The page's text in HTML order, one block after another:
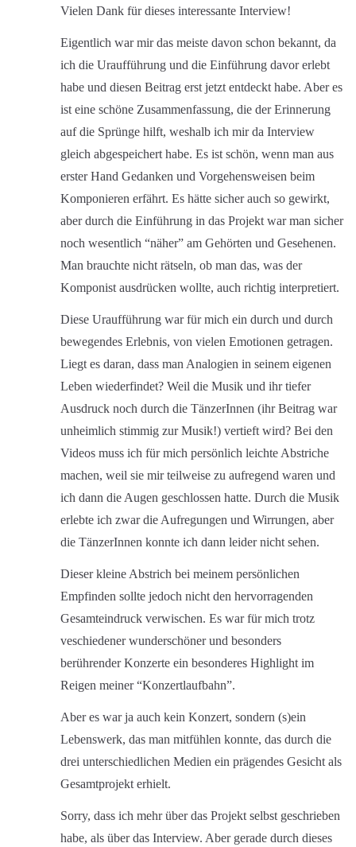
Vielen Dank für dieses interessante Interview!
Eigentlich war mir das meiste davon schon bekannt, da
ich die Uraufführung und die Einführung davor erlebt
habe und diesen Beitrag erst jetzt entdeckt habe. Aber es
ist eine schöne Zusammenfassung, die der Erinnerung
auf die Sprünge hilft, weshalb ich mir da Interview
gleich abgespeichert habe. Es ist schön, wenn man aus
erster Hand Gedanken und Vorgehensweisen beim
Komponieren erfährt. Es hätte sicher auch so gewirkt,
aber durch die Einführung in das Projekt war man sicher
noch wesentlich “näher” am Gehörten und Gesehenen.
Man brauchte nicht rätseln, ob man das, was der
Komponist ausdrücken wollte, auch richtig interpretiert.
Diese Uraufführung war für mich ein durch und durch
bewegendes Erlebnis, von vielen Emotionen getragen.
Liegt es daran, dass man Analogien in seinem eigenen
Leben wiederfindet? Weil die Musik und ihr tiefer
Ausdruck noch durch die TänzerInnen (ihr Beitrag war
unheimlich stimmig zur Musik!) vertieft wird? Bei den
Videos muss ich für mich persönlich leichte Abstriche
machen, weil sie mir teilweise zu aufregend waren und
ich dann die Augen geschlossen hatte. Durch die Musik
erlebte ich zwar die Aufregungen und Wirrungen, aber
die TänzerInnen konnte ich dann leider nicht sehen.
Dieser kleine Abstrich bei meinem persönlichen
Empfinden sollte jedoch nicht den hervorragenden
Gesamteindruck verwischen. Es war für mich trotz
veschiedener wunderschöner und besonders
berührender Konzerte ein besonderes Highlight im
Reigen meiner “Konzertlaufbahn”.
Aber es war ja auch kein Konzert, sondern (s)ein
Lebenswerk, das man mitfühlen konnte, das durch die
drei unterschiedlichen Medien ein prägendes Gesicht als
Gesamtprojekt erhielt.
Sorry, dass ich mehr über das Projekt selbst geschrieben
habe, als über das Interview. Aber gerade durch dieses